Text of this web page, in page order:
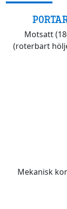
Motsatt
(roterbart
Mekanisk